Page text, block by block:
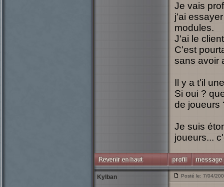
Je vais
j'ai
modules.
J'ai le
C'est
sans avoir
Il y a t'il
Si oui ?
de joueurs
Je suis
joueurs...
Kylban Posté le: 7/04/